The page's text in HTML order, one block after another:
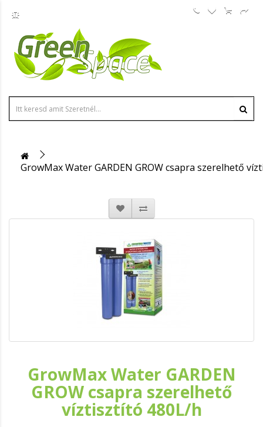
GrowMax Water GARDEN GROW csapra szerelhető
GrowMax Water GARDEN
GROW csapra szerelhető
víztisztító 480L/h